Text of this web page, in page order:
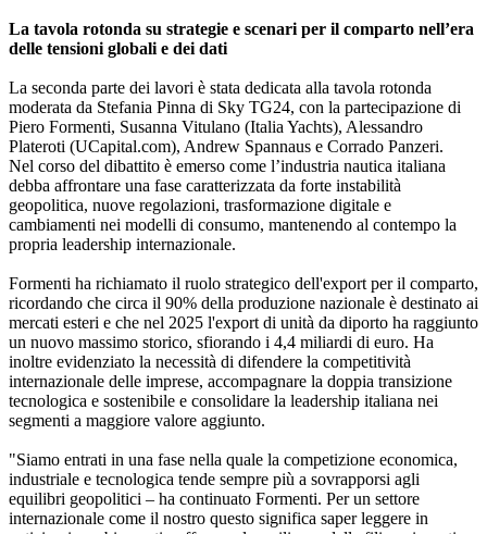
La tavola rotonda su strategie e scenari per il comparto nell’era
delle tensioni globali e dei dati
La seconda parte dei lavori è stata dedicata alla tavola rotonda
moderata da Stefania Pinna di Sky TG24, con la partecipazione di
Piero Formenti, Susanna Vitulano (Italia Yachts), Alessandro
Plateroti (UCapital.com), Andrew Spannaus e Corrado Panzeri.
Nel corso del dibattito è emerso come l’industria nautica italiana
debba affrontare una fase caratterizzata da forte instabilità
geopolitica, nuove regolazioni, trasformazione digitale e
cambiamenti nei modelli di consumo, mantenendo al contempo la
propria leadership internazionale.
Formenti ha richiamato il ruolo strategico dell'export per il comparto,
ricordando che circa il 90% della produzione nazionale è destinato ai
mercati esteri e che nel 2025 l'export di unità da diporto ha raggiunto
un nuovo massimo storico, sfiorando i 4,4 miliardi di euro. Ha
inoltre evidenziato la necessità di difendere la competitività
internazionale delle imprese, accompagnare la doppia transizione
tecnologica e sostenibile e consolidare la leadership italiana nei
segmenti a maggiore valore aggiunto.
"Siamo entrati in una fase nella quale la competizione economica,
industriale e tecnologica tende sempre più a sovrapporsi agli
equilibri geopolitici – ha continuato Formenti. Per un settore
internazionale come il nostro questo significa saper leggere in